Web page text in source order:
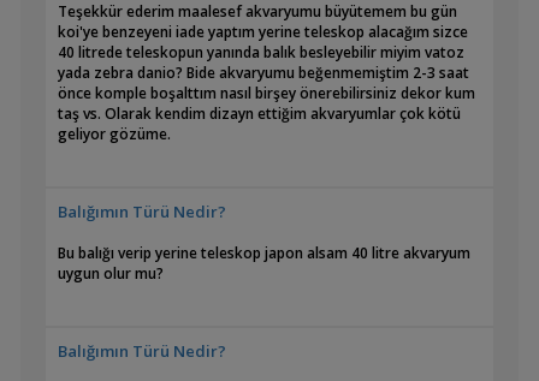
Teşekkür ederim maalesef akvaryumu büyütemem bu gün
koi'ye benzeyeni iade yaptım yerine teleskop alacağım sizce
40 litrede teleskopun yanında balık besleyebilir miyim vatoz
yada zebra danio? Bide akvaryumu beğenmemiştim 2-3 saat
önce komple boşalttım nasıl birşey önerebilirsiniz dekor kum
taş vs. Olarak kendim dizayn ettiğim akvaryumlar çok kötü
geliyor gözüme.
Balığımın Türü Nedir?
Bu balığı verip yerine teleskop japon alsam 40 litre akvaryum
uygun olur mu?
Balığımın Türü Nedir?